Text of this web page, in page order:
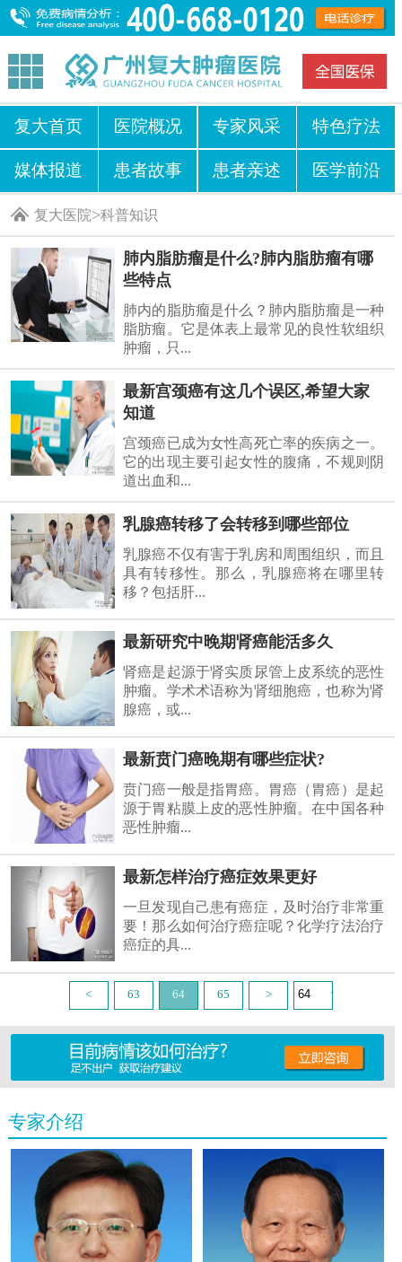
复大首页 医院概况 专家风采 特色疗法
媒体报道 患者故事 患者亲述 医学前沿
复大医院>科普知识
肺内脂肪瘤是什么?肺内脂肪瘤有哪
些特点
肺内的脂肪瘤是什么？肺内脂肪瘤是一种
脂肪瘤。它是体表上最常见的良性软组织
肿瘤，只...
最新宫颈癌有这几个误区,希望大家
知道
宫颈癌已成为女性高死亡率的疾病之一。
它的出现主要引起女性的腹痛，不规则阴
道出血和...
乳腺癌转移了会转移到哪些部位
乳腺癌不仅有害于乳房和周围组织，而且
具有转移性。那么，乳腺癌将在哪里转
移？包括肝...
最新研究中晚期肾癌能活多久
肾癌是起源于肾实质尿管上皮系统的恶性
肿瘤。学术术语称为肾细胞癌，也称为肾
腺癌，或...
最新贲门癌晚期有哪些症状?
贲门癌一般是指胃癌。胃癌（胃癌）是起
源于胃粘膜上皮的恶性肿瘤。在中国各种
恶性肿瘤...
最新怎样治疗癌症效果更好
一旦发现自己患有癌症，及时治疗非常重
要！那么如何治疗癌症呢？化学疗法治疗
癌症的具...
< 63 64 65 >
专家介绍